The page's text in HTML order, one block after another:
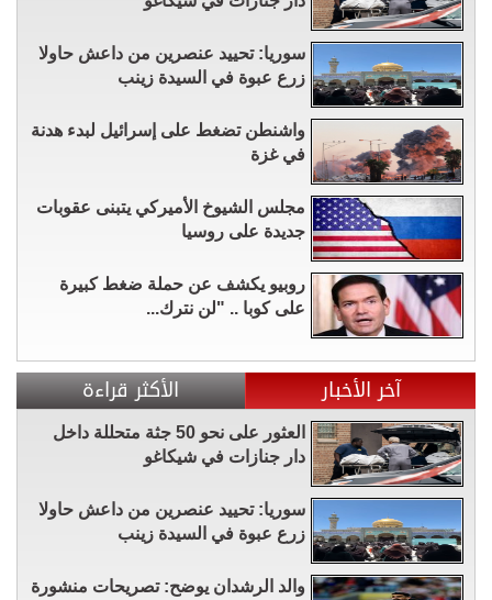
سوريا: تحييد عنصرين من داعش حاولا
زرع عبوة في السيدة زينب
واشنطن تضغط على إسرائيل لبدء هدنة
في غزة
مجلس الشيوخ الأميركي يتبنى عقوبات
جديدة على روسيا
روبيو يكشف عن حملة ضغط كبيرة
على كوبا .. "لن نترك...
آخر الأخبار الأكثر قراءة
العثور على نحو 50 جثة متحللة داخل
دار جنازات في شيكاغو
سوريا: تحييد عنصرين من داعش حاولا
زرع عبوة في السيدة زينب
والد الرشدان يوضح: تصريحات منشورة